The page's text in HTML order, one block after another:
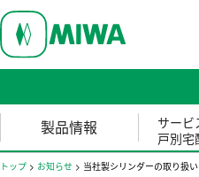
製品情報
サービ
戸別宅
トップ > お知らせ > 当社製シリンダーの取り扱